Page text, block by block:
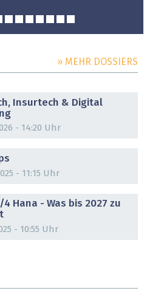
» MEHR DOSSIERS
Insurtech & Digital
- 14:20 Uhr
- 11:15 Uhr
4 Hana - Was bis 2027 zu
- 10:55 Uhr